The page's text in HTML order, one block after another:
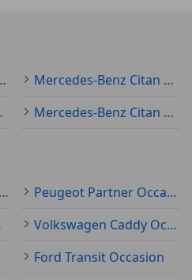
Mercedes-Benz Citan occasion
Mercedes-Benz Citan Bedrijfswagen
Renault Kangoo Occasion
Peugeot Partner Occasion
Volkswagen Caddy Occasion
Ford Transit Occasion